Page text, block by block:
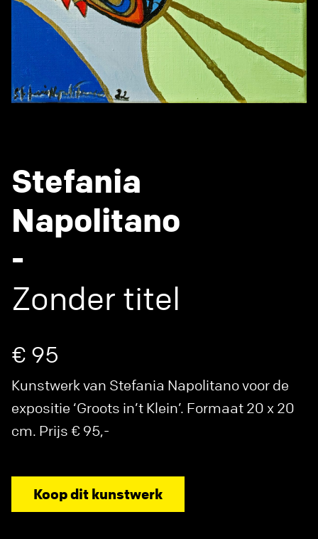
Stefania
Napolitano
-
Zonder titel
€ 95
Kunstwerk van Stefania Napolitano voor de
expositie ‘Groots in’t Klein’. Formaat 20 x 20
cm. Prijs € 95,-
Koop dit kunstwerk